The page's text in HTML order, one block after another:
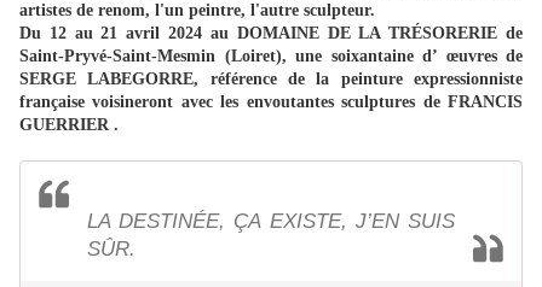
artistes de renom, l'un peintre, l'autre sculpteur.
Du 12 au 21 avril 2024 au DOMAINE DE LA TRÉSORERIE de
Saint-Pryvé-Saint-Mesmin (Loiret), une soixantaine d’ œuvres de
SERGE LABEGORRE, référence de la peinture expressionniste
française voisineront avec les envoutantes sculptures de FRANCIS
GUERRIER .
LA DESTINÉE, ÇA EXISTE, J’EN SUIS
SÛR.